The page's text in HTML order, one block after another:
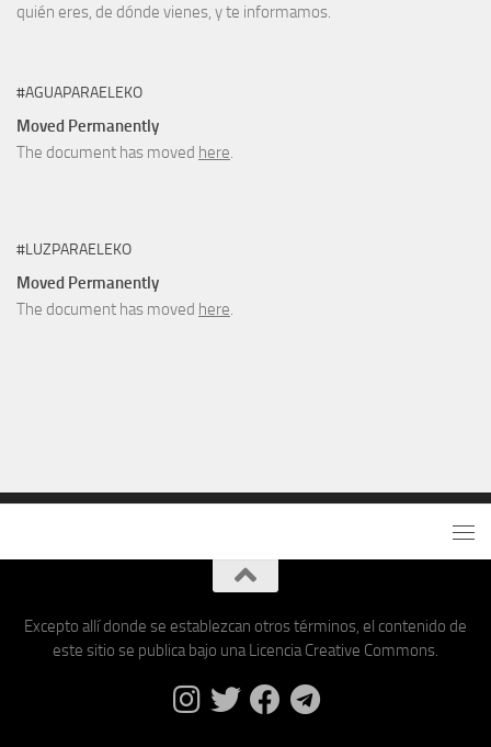
quién eres, de dónde vienes, y te informamos.
#AGUAPARAELEKO
Moved Permanently
The document has moved here.
#LUZPARAELEKO
Moved Permanently
The document has moved here.
Excepto allí donde se establezcan otros términos, el contenido de
este sitio se publica bajo una Licencia Creative Commons.